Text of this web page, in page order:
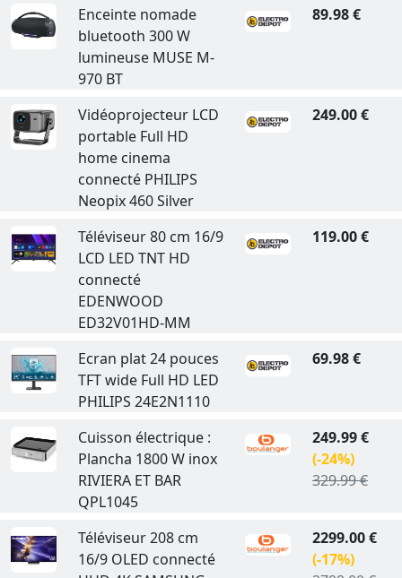
Enceinte nomade
bluetooth 300 W
lumineuse MUSE M-
970 BT
89.98 €
Vidéoprojecteur LCD
portable Full HD
home cinema
connecté PHILIPS
Neopix 460 Silver
249.00 €
Téléviseur 80 cm 16/9
LCD LED TNT HD
connecté
EDENWOOD
ED32V01HD-MM
119.00 €
Ecran plat 24 pouces
TFT wide Full HD LED
PHILIPS 24E2N1110
69.98 €
Cuisson électrique :
Plancha 1800 W inox
RIVIERA ET BAR
QPL1045
249.99 €
(-24%)
329.99 €
Téléviseur 208 cm
16/9 OLED connecté
2299.00 €
(-17%)